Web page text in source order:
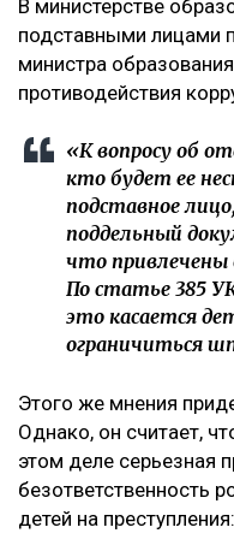
В министерстве
подставными лицами
министра
противодействия
«К вопросу об
кто будет ее
подставное
поддельный
что
По статье 385
это касается
ограничиться
Этого же мнения
Однако, он считает,
этом деле серьезная
безответственность
детей на преступления: